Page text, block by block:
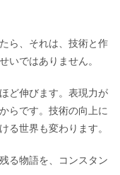
ら、それは、技術と作
いではありません。
ど伸びます。表現力が
らです。技術の向上に
る世界も変わります。
る物語を、コンスタン